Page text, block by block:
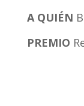
A QUIÉN
PREMIO R